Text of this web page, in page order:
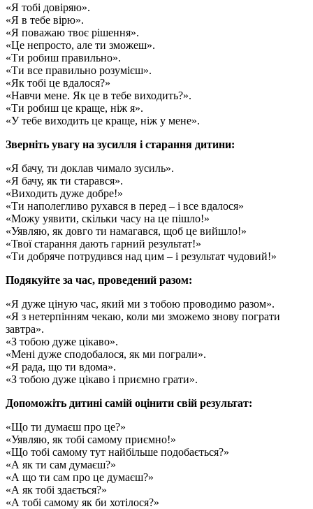
«Я тобі довіряю».
«Я в тебе вірю».
«Я поважаю твоє рішення».
«Це непросто, але ти зможеш».
«Ти робиш правильно».
«Ти все правильно розумієш».
«Як тобі це вдалося?»
«Навчи мене. Як це в тебе виходить?».
«Ти робиш це краще, ніж я».
«У тебе виходить це краще, ніж у мене».
Зверніть увагу на зусилля і старання дитини:
«Я бачу, ти доклав чимало зусиль».
«Я бачу, як ти старався».
«Виходить дуже добре!»
«Ти наполегливо рухався в перед – і все вдалося»
«Можу уявити, скільки часу на це пішло!»
«Уявляю, як довго ти намагався, щоб це вийшло!»
«Твої старання дають гарний результат!»
«Ти добряче потрудився над цим – і результат чудовий!»
Подякуйте за час, проведений разом:
«Я дуже ціную час, який ми з тобою проводимо разом».
«Я з нетерпінням чекаю, коли ми зможемо знову пограти
завтра».
«З тобою дуже цікаво».
«Мені дуже сподобалося, як ми пограли».
«Я рада, що ти вдома».
«З тобою дуже цікаво і приємно грати».
Допоможіть дитині самій оцінити свій результат:
«Що ти думаєш про це?»
«Уявляю, як тобі самому приємно!»
«Що тобі самому тут найбільше подобається?»
«А як ти сам думаєш?»
«А що ти сам про це думаєш?»
«А як тобі здається?»
«А тобі самому як би хотілося?»